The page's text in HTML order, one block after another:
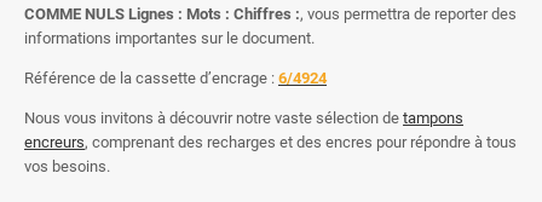
COMME NULS Lignes : Mots : Chiffres :, vous permettra de reporter des
informations importantes sur le document.
Référence de la cassette d’encrage : 6/4924
Nous vous invitons à découvrir notre vaste sélection de tampons
encreurs, comprenant des recharges et des encres pour répondre à tous
vos besoins.